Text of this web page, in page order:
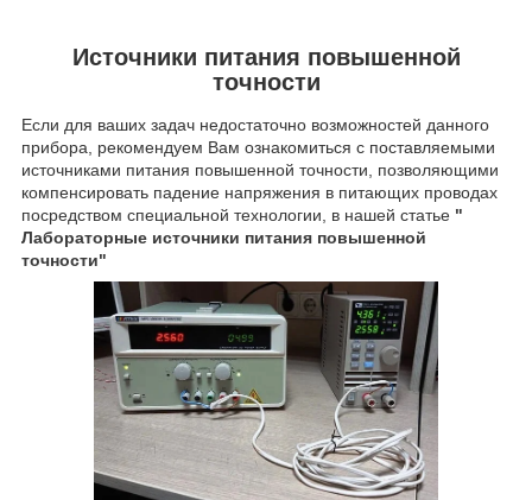
Источники питания повышенной
точности
Если для ваших задач недостаточно возможностей данного
прибора, рекомендуем Вам ознакомиться с поставляемыми
источниками питания повышенной точности, позволяющими
компенсировать падение напряжения в питающих проводах
посредством специальной технологии, в нашей статье "
Лабораторные источники питания повышенной
точности"